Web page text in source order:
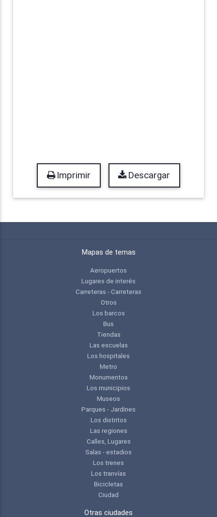
Imprimir Descargar
Mapas de temas
Aeropuertos
Lugares de interés
Carreteras - Carreteras
Otros
Los barcos
Bus
Tiendas
Las escuelas
Los hospitales
Metro
Monumentos
Los municipios
Museos
Parques - Jardines
Los distritos
Las regiones
Calles, Lugares
Salas - estadios
Los trenes
Los tranvías
Bicicletas
Ciudad
Otras ciudades